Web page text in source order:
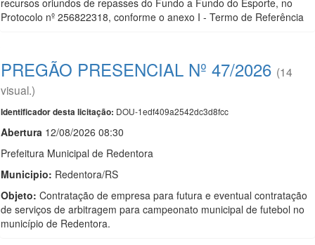
recursos oriundos de repasses do Fundo a Fundo do Esporte, no
Protocolo nº 256822318, conforme o anexo I - Termo de Referência
PREGÃO PRESENCIAL Nº 47/2026 (14
visual.)
Identificador desta licitação: DOU-1edf409a2542dc3d8fcc
Abertura 12/08/2026 08:30
Prefeitura Municipal de Redentora
Municipio: Redentora/RS
Objeto: Contratação de empresa para futura e eventual contratação
de serviços de arbitragem para campeonato municipal de futebol no
município de Redentora.